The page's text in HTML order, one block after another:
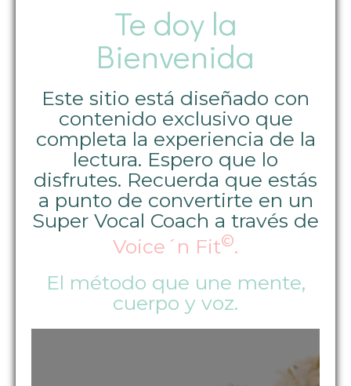
Te doy la
Bienvenida
Este sitio está diseñado con
contenido exclusivo que
completa la experiencia de la
lectura. Espero que lo
disfrutes. Recuerda que estás
a punto de convertirte en un
Super Vocal Coach a través de
Voice´n Fit©.
El método que une mente,
cuerpo y voz.